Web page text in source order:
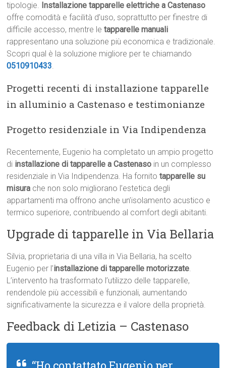
tipologie. Installazione tapparelle elettriche a Castenaso
offre comodità e facilità d’uso, soprattutto per finestre di
difficile accesso, mentre letapparelle manuali
rappresentano una soluzione più economica e tradizionale.
Scopri qual è la soluzione migliore per te chiamando
0510910433.
Progetti recenti di installazione tapparelle
in alluminio a Castenaso e testimonianze
Progetto residenziale in Via Indipendenza
Recentemente, Eugenio ha completato un ampio progetto
di installazione di tapparelle a Castenaso in un complesso
residenziale in Via Indipendenza. Ha fornitotapparelle su
misura che non solo migliorano l’estetica degli
appartamenti ma offrono anche un’isolamento acustico e
termico superiore, contribuendo al comfort degli abitanti.
Upgrade di tapparelle in Via Bellaria
Silvia, proprietaria di una villa in Via Bellaria, ha scelto
Eugenio per l’installazione di tapparelle motorizzate.
L’intervento ha trasformato l’utilizzo delle tapparelle,
rendendole più accessibili e funzionali, aumentando
significativamente la sicurezza e il valore della proprietà.
Feedback di Letizia – Castenaso